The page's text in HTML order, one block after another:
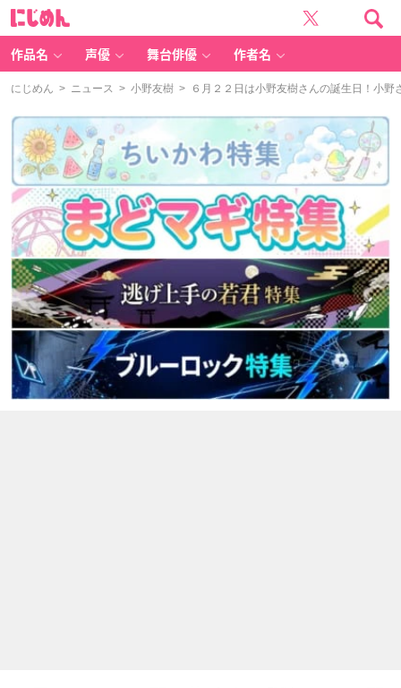
作品名 声優 舞台俳優 作者名
にじめん > ニュース > 小野友樹 > ６月２２日は小野友樹さんの誕生日！小野